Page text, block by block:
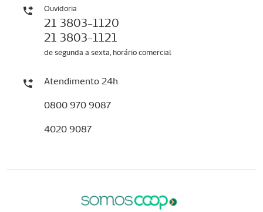
Ouvidoria
21 3803-1120
21 3803-1121
de segunda a sexta, horário comercial
Atendimento 24h
0800 970 9087
4020 9087